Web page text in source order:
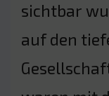
sichtbar
auf den